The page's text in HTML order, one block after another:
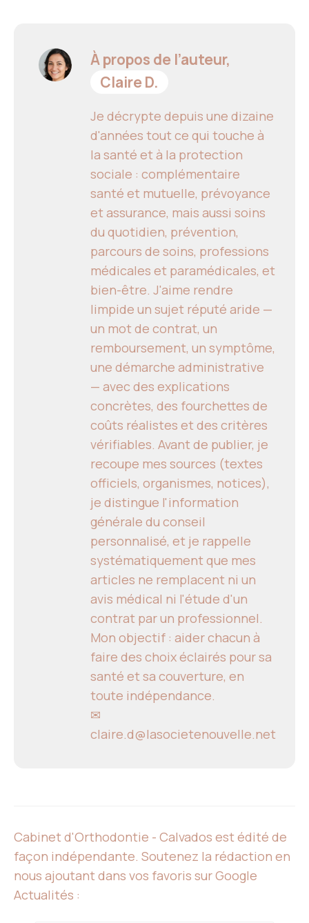
À propos de l’auteur,
Claire D.
Je décrypte depuis une dizaine
d'années tout ce qui touche à
la santé et à la protection
sociale : complémentaire
santé et mutuelle, prévoyance
et assurance, mais aussi soins
du quotidien, prévention,
parcours de soins, professions
médicales et paramédicales, et
bien-être. J'aime rendre
limpide un sujet réputé aride —
un mot de contrat, un
remboursement, un symptôme,
une démarche administrative
— avec des explications
concrètes, des fourchettes de
coûts réalistes et des critères
vérifiables. Avant de publier, je
recoupe mes sources (textes
officiels, organismes, notices),
je distingue l'information
générale du conseil
personnalisé, et je rappelle
systématiquement que mes
articles ne remplacent ni un
avis médical ni l'étude d'un
contrat par un professionnel.
Mon objectif : aider chacun à
faire des choix éclairés pour sa
santé et sa couverture, en
toute indépendance.
✉
claire.d@lasocietenouvelle.net
Cabinet d'Orthodontie - Calvados est édité de
façon indépendante. Soutenez la rédaction en
nous ajoutant dans vos favoris sur Google
Actualités :